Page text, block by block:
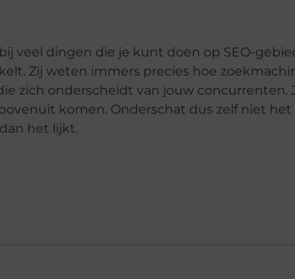
veel dingen die je kunt doen op SEO-
Zij weten immers precies hoe
zich onderscheidt van jouw concurrenten.
komen. Onderschat dus zelf niet
het lijkt.